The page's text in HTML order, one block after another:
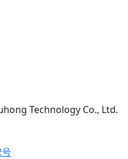
Technology Co., Ltd.